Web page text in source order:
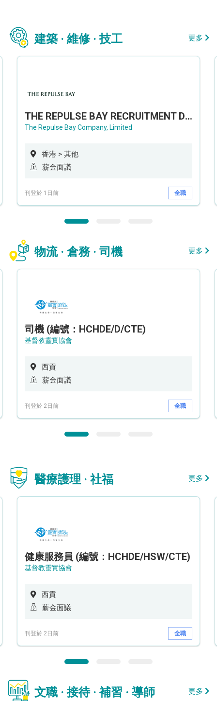
建築 · 維修 · 技工 更多
THE REPULSE BAY RECRUITMENT DAY 淺水灣影灣園人才招聘會
The Repulse Bay Company, Limited
香港 > 其他
薪金面議
刊登於 1日前 全職
物流 · 倉務 · 司機 更多
司機 (編號：HCHDE/D/CTE)
基督教靈實協會
西貢
薪金面議
刊登於 2日前 全職
醫療護理 · 社福 更多
健康服務員 (編號：HCHDE/HSW/CTE)
基督教靈實協會
西貢
薪金面議
刊登於 2日前 全職
文職 · 接待 · 補習 · 導師 更多